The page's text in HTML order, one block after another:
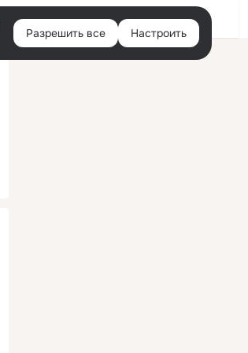
Войти
Разрешить все Настроить